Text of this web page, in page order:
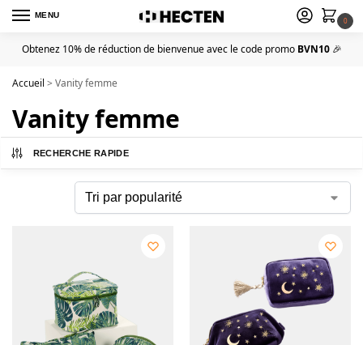
MENU
0
Obtenez 10% de réduction de bienvenue avec le code promo BVN10🎉
Accueil > Vanity femme
Vanity femme
RECHERCHE RAPIDE